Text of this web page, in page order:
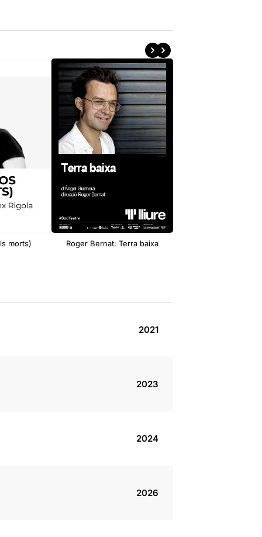
morts) Roger Bernat: Terra baixa
2021
2023
2024
2026